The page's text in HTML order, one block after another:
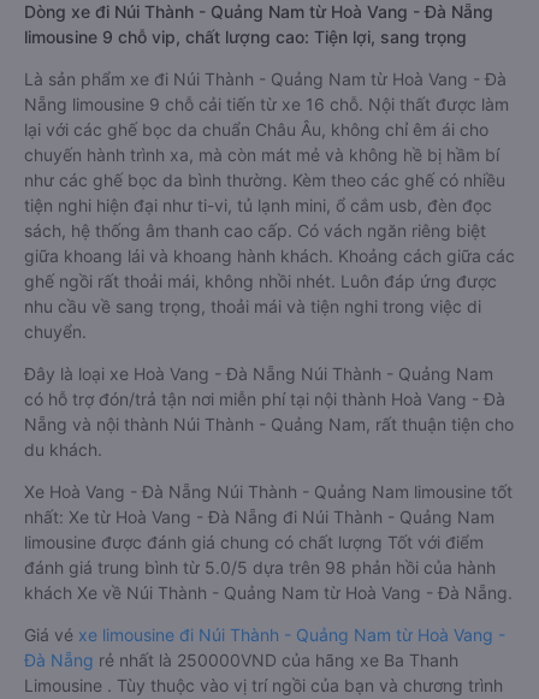
Dòng xe đi Núi Thành - Quảng Nam từ Hoà Vang - Đà Nẵng
limousine 9 chỗ vip, chất lượng cao: Tiện lợi, sang trọng
Là sản phẩm xe đi Núi Thành - Quảng Nam từ Hoà Vang - Đà
Nẵng limousine 9 chỗ cải tiến từ xe 16 chỗ. Nội thất được làm
lại với các ghế bọc da chuẩn Châu Âu, không chỉ êm ái cho
chuyến hành trình xa, mà còn mát mẻ và không hề bị hầm bí
như các ghế bọc da bình thường. Kèm theo các ghế có nhiều
tiện nghi hiện đại như ti-vi, tủ lạnh mini, ổ cắm usb, đèn đọc
sách, hệ thống âm thanh cao cấp. Có vách ngăn riêng biệt
giữa khoang lái và khoang hành khách. Khoảng cách giữa các
ghế ngồi rất thoải mái, không nhồi nhét. Luôn đáp ứng được
nhu cầu về sang trọng, thoải mái và tiện nghi trong việc di
chuyển.
Đây là loại xe Hoà Vang - Đà Nẵng Núi Thành - Quảng Nam
có hỗ trợ đón/trả tận nơi miễn phí tại nội thành Hoà Vang - Đà
Nẵng và nội thành Núi Thành - Quảng Nam, rất thuận tiện cho
du khách.
Xe Hoà Vang - Đà Nẵng Núi Thành - Quảng Nam limousine tốt
nhất: Xe từ Hoà Vang - Đà Nẵng đi Núi Thành - Quảng Nam
limousine được đánh giá chung có chất lượng Tốt với điểm
đánh giá trung bình từ 5.0/5 dựa trên 98 phản hồi của hành
khách Xe về Núi Thành - Quảng Nam từ Hoà Vang - Đà Nẵng.
Giá vé xe limousine đi Núi Thành - Quảng Nam từ Hoà Vang -
Đà Nẵng rẻ nhất là 250000VND của hãng xe Ba Thanh
Limousine . Tùy thuộc vào vị trí ngồi của bạn và chương trình